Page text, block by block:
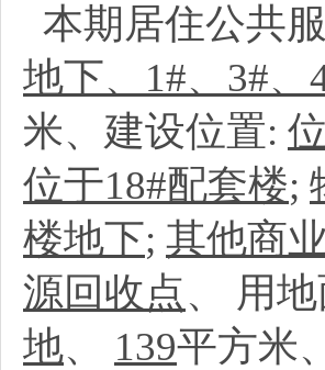
本期居住公共
地下、1#、3#、
米、建设位置:
位于18#配套楼;
楼地下; 其他商业
源回收点、 用
地、 139平方米